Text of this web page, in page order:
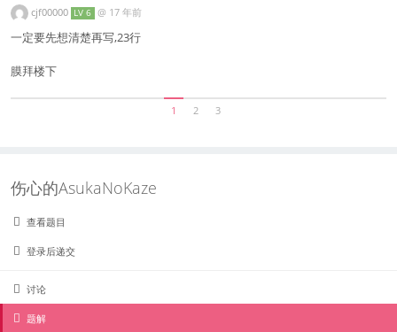
cjf00000 LV 6 @ 17 年前
一定要先想清楚再写,23行
膜拜楼下
1 2 3
伤心的AsukaNoKaze
查看题目
登录后递交
讨论
题解